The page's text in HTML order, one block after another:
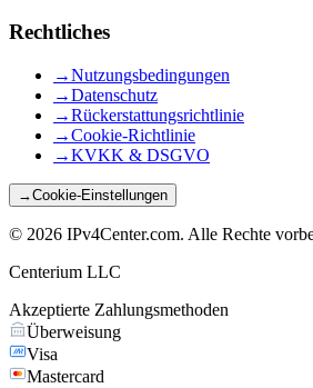
Rechtliches
→Nutzungsbedingungen
→Datenschutz
→Rückerstattungsrichtlinie
→Cookie-Richtlinie
→KVKK & DSGVO
→Cookie-Einstellungen
© 2026 IPv4Center.com. Alle Rechte
Centerium LLC
Akzeptierte Zahlungsmethoden
Überweisung
Visa
Mastercard